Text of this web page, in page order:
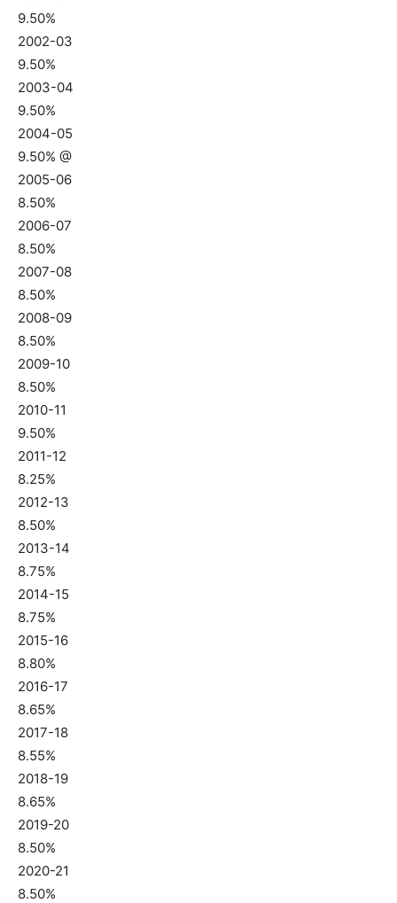
9.50%
2002-03
9.50%
2003-04
9.50%
2004-05
9.50% @
2005-06
8.50%
2006-07
8.50%
2007-08
8.50%
2008-09
8.50%
2009-10
8.50%
2010-11
9.50%
2011-12
8.25%
2012-13
8.50%
2013-14
8.75%
2014-15
8.75%
2015-16
8.80%
2016-17
8.65%
2017-18
8.55%
2018-19
8.65%
2019-20
8.50%
2020-21
8.50%